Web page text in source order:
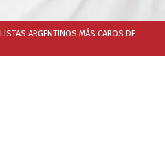
ARGENTINOS MÁS CAROS DE